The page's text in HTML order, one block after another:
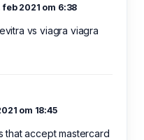
feb 2021 om 6:38
vs viagra viagra
om 18:45
that accept mastercard